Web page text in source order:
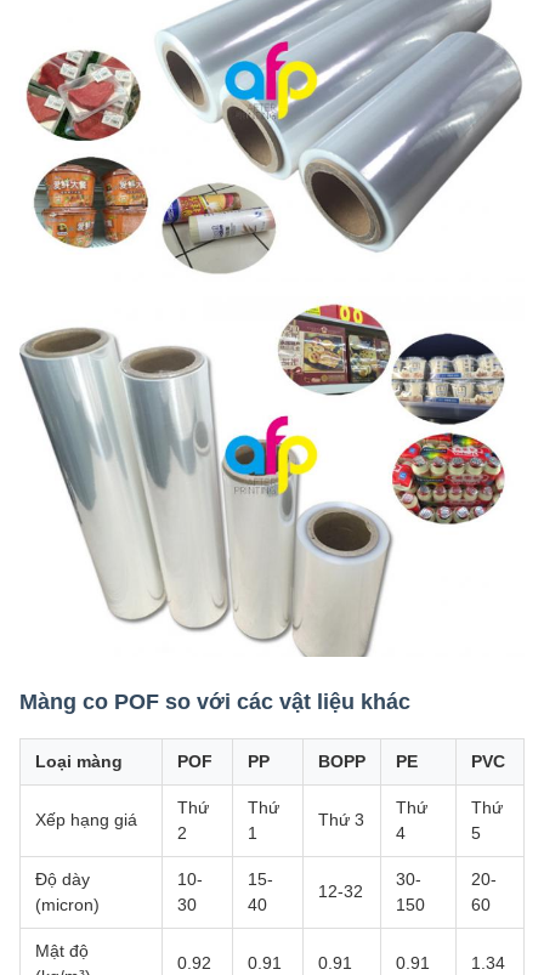
Màng co POF so với các vật liệu khác
Loại màng POF PP BOPP PE PVC
Xếp hạng giá
Thứ
2
Thứ
1
Thứ 3
Thứ
4
Thứ
5
Độ dày
(micron)
10-
30
15-
40
12-32
30-
150
20-
60
Mật độ
0.92 0.91 0.91 0.91 1.34